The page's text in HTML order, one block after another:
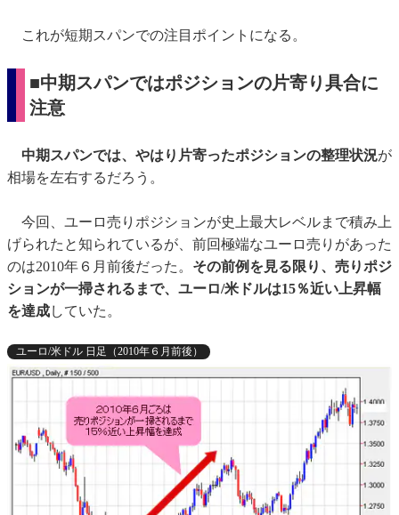
これが短期スパンでの注目ポイントになる。
■中期スパンではポジションの片寄り具合に
注意
中期スパンでは、やはり片寄ったポジションの整理状況が
相場を左右するだろう。
今回、ユーロ売りポジションが史上最大レベルまで積み上
げられたと知られているが、前回極端なユーロ売りがあった
のは2010年６月前後だった。 その前例を見る限り、売りポジ
ションが一掃されるまで、ユーロ/米ドルは15％近い上昇幅
を達成していた。
ユーロ/米ドル 日足（2010年６月前後）